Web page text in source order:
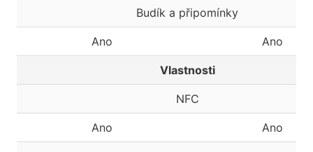
Budík a připomínky
Ano Ano
Vlastnosti
NFC
Ano Ano